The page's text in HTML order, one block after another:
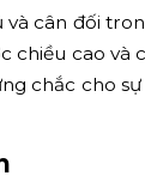
và cân đối
chiều cao và
chắc cho